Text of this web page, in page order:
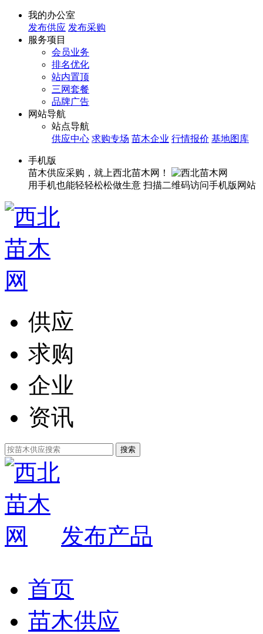
我的办公室
发布供应 发布采购
服务项目
会员业务
排名优化
站内置顶
三网套餐
品牌广告
网站导航
站点导航
供应中心 求购专场 苗木企业 行情报价 基地图库
手机版
苗木供应采购，就上西北苗木网！
用手机也能轻轻松松做生意 扫描二维码访问手机版网站
供应
求购
企业
资讯
发布产品
首页
苗木供应